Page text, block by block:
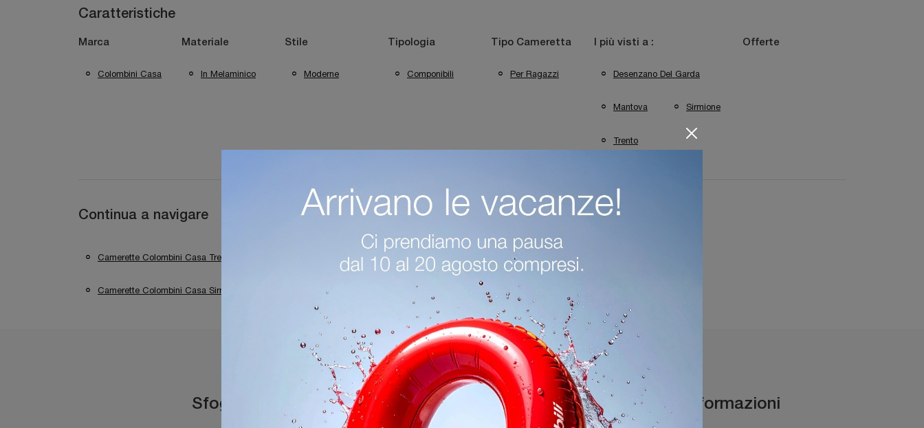
Caratteristiche
Marca
Colombini Casa
Materiale
In Melaminico
Stile
Moderne
Tipologia
Componibili
Tipo Cameretta
Per Ragazzi
I più visti a :
Desenzano Del Garda
Mantova Sirmione
Trento
Offerte
Continua a navigare
Camerette Colombini Casa Trento Camerette Colombini Casa Desenzano Del Garda Camerette Colombini Casa Mantova
Camerette Colombini Casa Sirmione
Sfoglia i cataloghi Richiedi Maggiori Informazioni